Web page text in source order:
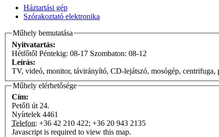
Háztartási gép
Szórakoztató elektronika
Műhely bemutatása
Nyitvatartás:
Hétfőtől Péntekig: 08-17 Szombaton: 08-12
Leírás:
TV, videó, monitor, távirányító, CD-lejátszó, mosógép, centrifuga,
Műhely elérhetősége
Cím:
Petőfi út 24.
Nyírtelek 4461
Telefon: +36 42 210 422; +36 20 943 2135
Javascript is required to view this map.